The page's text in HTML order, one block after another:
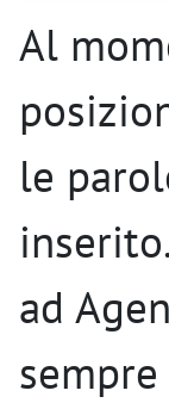
Al
le
ad